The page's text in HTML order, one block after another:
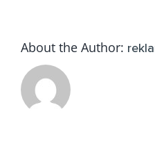
About the Author: